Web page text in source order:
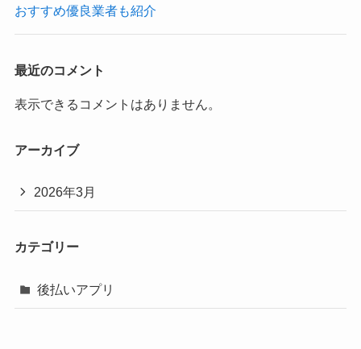
おすすめ優良業者も紹介
最近のコメント
表示できるコメントはありません。
アーカイブ
2026年3月
カテゴリー
後払いアプリ